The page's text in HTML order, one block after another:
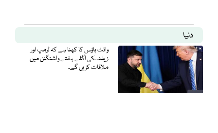
دنیا
وائٹ ہاؤس کا کہنا ہے کہ ٹرمپ اور
زیلنسکی اگلے ہفتے واشنگٹن میں
ملاقات کریں گے۔